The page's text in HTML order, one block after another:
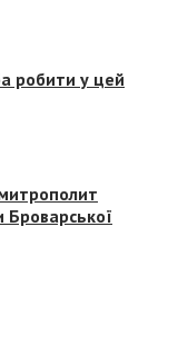
робити у цей
Броварської